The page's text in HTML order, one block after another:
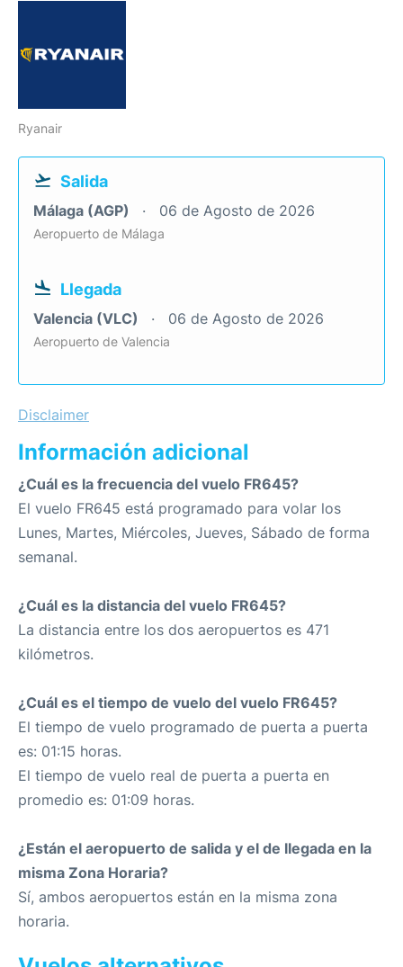
Ryanair
Salida
Málaga (AGP) 06 de Agosto de 2026
Aeropuerto de Málaga
Llegada
Valencia (VLC) 06 de Agosto de 2026
Aeropuerto de Valencia
Disclaimer
Información adicional
¿Cuál es la frecuencia del vuelo FR645?
El vuelo FR645 está programado para volar los
Lunes, Martes, Miércoles, Jueves, Sábado de forma
semanal.
¿Cuál es la distancia del vuelo FR645?
La distancia entre los dos aeropuertos es 471
kilómetros.
¿Cuál es el tiempo de vuelo del vuelo FR645?
El tiempo de vuelo programado de puerta a puerta
es: 01:15 horas.
El tiempo de vuelo real de puerta a puerta en
promedio es: 01:09 horas.
¿Están el aeropuerto de salida y el de llegada en la
misma Zona Horaria?
Sí, ambos aeropuertos están en la misma zona
horaria.